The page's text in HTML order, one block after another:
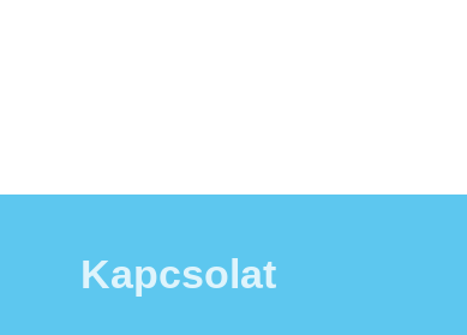
Kapcsolat